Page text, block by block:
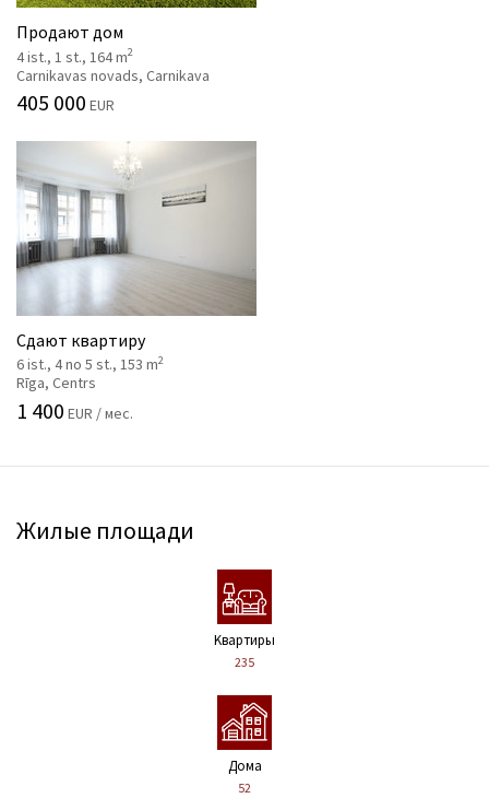
Продают дом
4 ist., 1 st., 164 m2
Carnikavas novads, Carnikava
405 000 EUR
Сдают квартиру
6 ist., 4 no 5 st., 153 m2
Rīga, Centrs
1 400 EUR / мес.
Жилые площади
Kвартиры
235
Дома
52